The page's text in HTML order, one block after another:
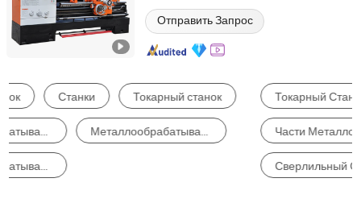
Отправить Запрос
Токарный Станок Станки с ЧПУ
Части Металлообрабатывающего Оборудования Фрезерная Машина
Сверлильный Станок Оборудование для Обработки Металлического Литья